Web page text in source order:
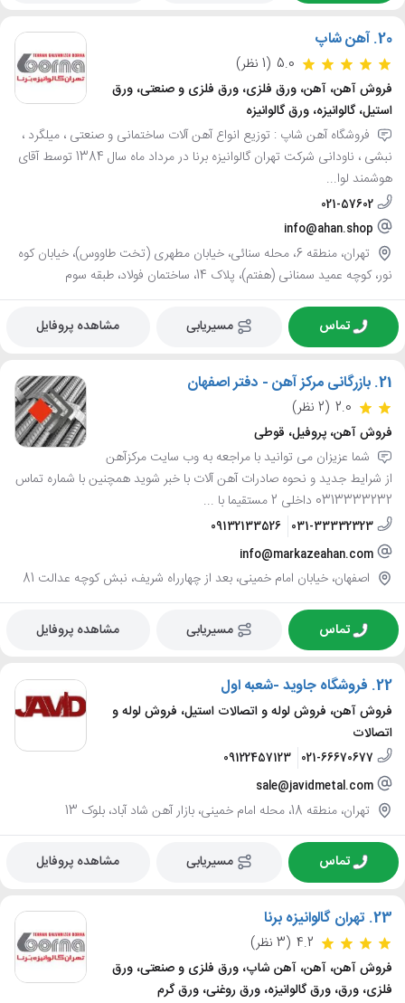
20. آهن شاپ
5.0 (1 نظر)
فروش آهن، آهن، ورق فلزی، ورق فلزی و صنعتی، ورق
استیل، گالوانیزه، ورق گالوانیزه
فروشگاه آهن شاپ : توزیع انواع آهن آلات ساختمانی و صنعتی ، میلگرد ،
نبشی ، ناودانی شرکت تهران گالوانیزه برنا در مرداد ماه سال 1384 توسط آقای
هوشمند لوا...
021-57602
info@ahan.shop
تهران، منطقه 6، محله سنائی، خیابان مطهری (تخت طاووس)، خیابان کوه
نور، کوچه عمید سمنانی (هفتم)، پلاک 14، ساختمان فولاد، طبقه سوم
تماس مسیریابی مشاهده پروفایل
21. بازرگانی مرکز آهن - دفتر اصفهان
2.0 (2 نظر)
فروش آهن، پروفیل، قوطی
شما عزیزان می توانید با مراجعه به وب سایت مرکزآهن
از شرایط جدید و نحوه صادرات آهن آلات با خبر شوید همچنین با شماره تماس
0313333232 داخلی 2 مستقیما با ...
031-33332323
09132133526
info@markazeahan.com
اصفهان، خیابان امام خمینی، بعد از چهارراه شریف، نبش کوچه عدالت 81
تماس مسیریابی مشاهده پروفایل
22. فروشگاه جاوید -شعبه اول
فروش آهن، فروش لوله و اتصالات استیل، فروش لوله و
اتصالات
021-66670677
09122457123
sale@javidmetal.com
تهران، منطقه 18، محله امام خمینی، بازار آهن شاد آباد، بلوک 13
تماس مسیریابی مشاهده پروفایل
23. تهران گالوانیزه برنا
4.2 (3 نظر)
فروش آهن، آهن، آهن شاپ، ورق فلزی و صنعتی، ورق
فلزی، ورق، ورق گالوانیزه، ورق روغنی، ورق گرم